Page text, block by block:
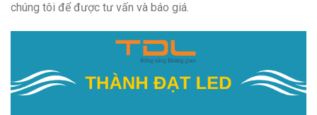
chúng tôi để được tư vấn và báo giá.